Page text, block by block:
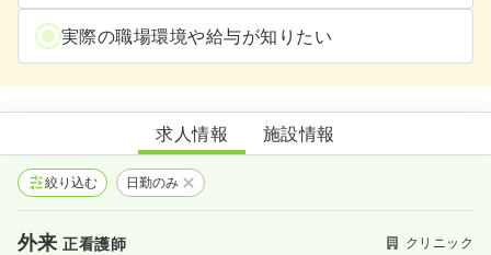
実際の職場環境や給与が知りたい
優心会クリニック
求人情報 施設情報
絞り込む 日勤のみ
外来正看護師 クリニック